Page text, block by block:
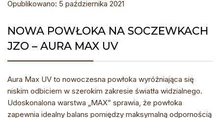
Opublikowano: 5 października 2021
NOWA POWŁOKA NA SOCZEWKACH
JZO – AURA MAX UV
Aura Max UV to nowoczesna powłoka wyróżniająca się
niskim odbiciem w szerokim zakresie światła widzialnego.
Udoskonalona warstwa „MAX” sprawia, że powłoka
zapewnia idealny balans pomiędzy maksymalną odpornością